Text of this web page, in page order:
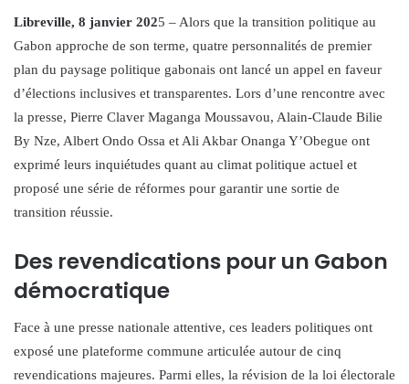
Libreville, 8 janvier 2025 – Alors que la transition politique au
Gabon approche de son terme, quatre personnalités de premier
plan du paysage politique gabonais ont lancé un appel en faveur
d’élections inclusives et transparentes. Lors d’une rencontre avec
la presse, Pierre Claver Maganga Moussavou, Alain-Claude Bilie
By Nze, Albert Ondo Ossa et Ali Akbar Onanga Y’Obegue ont
exprimé leurs inquiétudes quant au climat politique actuel et
proposé une série de réformes pour garantir une sortie de
transition réussie.
Des revendications pour un Gabon
démocratique
Face à une presse nationale attentive, ces leaders politiques ont
exposé une plateforme commune articulée autour de cinq
revendications majeures. Parmi elles, la révision de la loi électorale